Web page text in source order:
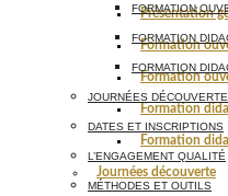
Présentation
Formation
Formation
Formation
Formation
Journées découverte
FORMATION
FORMATION
FORMATION
JOURNÉES DÉCOUVERTE
DATES ET INSCRIPTIONS
L’ENGAGEMENT QUALITÉ
MÉTHODES ET OUTILS